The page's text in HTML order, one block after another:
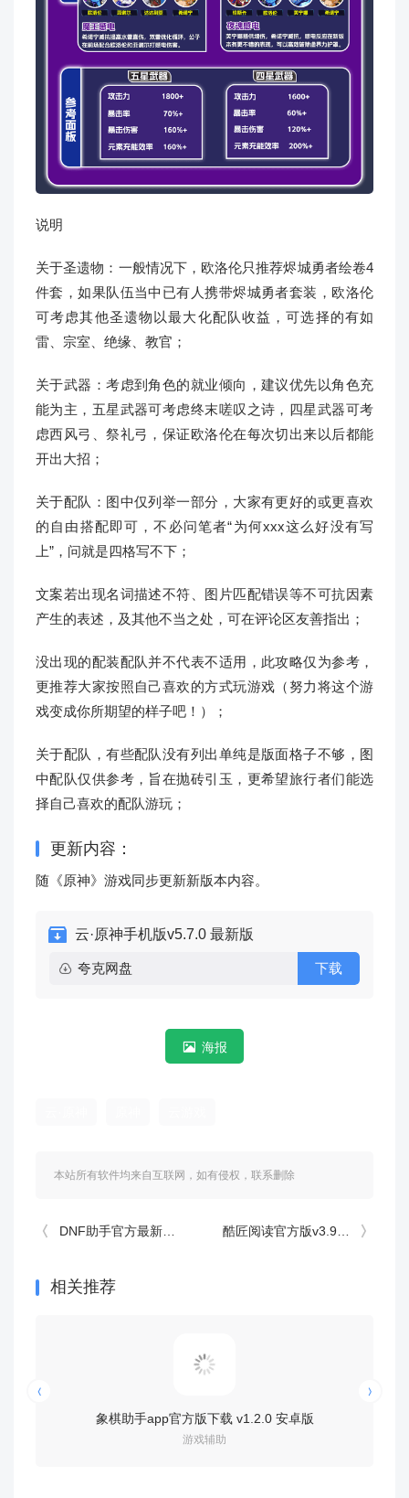
说明
关于圣遗物：一般情况下，欧洛伦只推荐烬城勇者绘卷4
件套，如果队伍当中已有人携带烬城勇者套装，欧洛伦
可考虑其他圣遗物以最大化配队收益，可选择的有如
雷、宗室、绝缘、教官；
关于武器：考虑到角色的就业倾向，建议优先以角色充
能为主，五星武器可考虑终末嗟叹之诗，四星武器可考
虑西风弓、祭礼弓，保证欧洛伦在每次切出来以后都能
开出大招；
关于配队：图中仅列举一部分，大家有更好的或更喜欢
的自由搭配即可，不必问笔者“为何xxx这么好没有写
上”，问就是四格写不下；
文案若出现名词描述不符、图片匹配错误等不可抗因素
产生的表述，及其他不当之处，可在评论区友善指出；
没出现的配装配队并不代表不适用，此攻略仅为参考，
更推荐大家按照自己喜欢的方式玩游戏（努力将这个游
戏变成你所期望的样子吧！）；
关于配队，有些配队没有列出单纯是版面格子不够，图
中配队仅供参考，旨在抛砖引玉，更希望旅行者们能选
择自己喜欢的配队游玩；
更新内容：
随《原神》游戏同步更新新版本内容。
云·原神手机版v5.7.0 最新版
夸克网盘 下载
海报
本站所有软件均来自互联网，如有侵权，联系删除
DNF助手官方最新版v4.2.0 安卓版 酷匠阅读官方版v3.9.68 最新版
相关推荐
象棋助手app官方版下载 v1.2.0 安卓版
游戏辅助